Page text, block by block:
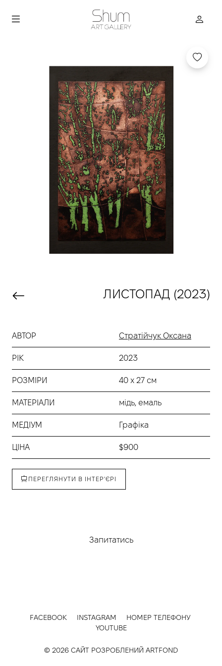
ЛИСТОПАД (2023)
АВТОР Стратійчук Оксана
РІК 2023
РОЗМІРИ 40 х 27 см
МАТЕРІАЛИ мідь, емаль
МЕДІУМ Графіка
ЦІНА $900
ПЕРЕГЛЯНУТИ В ІНТЕР'ЄРІ
Запитатись
FACEBOOK INSTAGRAM
НОМЕР ТЕЛЕФОНУ
YOUTUBE
© 2026 САЙТ РОЗРОБЛЕНИЙ ARTFOND